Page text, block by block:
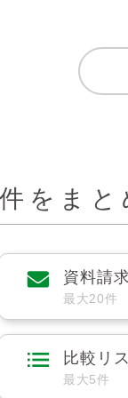
をまと
資料請
最大20件
比較リ
最大5件